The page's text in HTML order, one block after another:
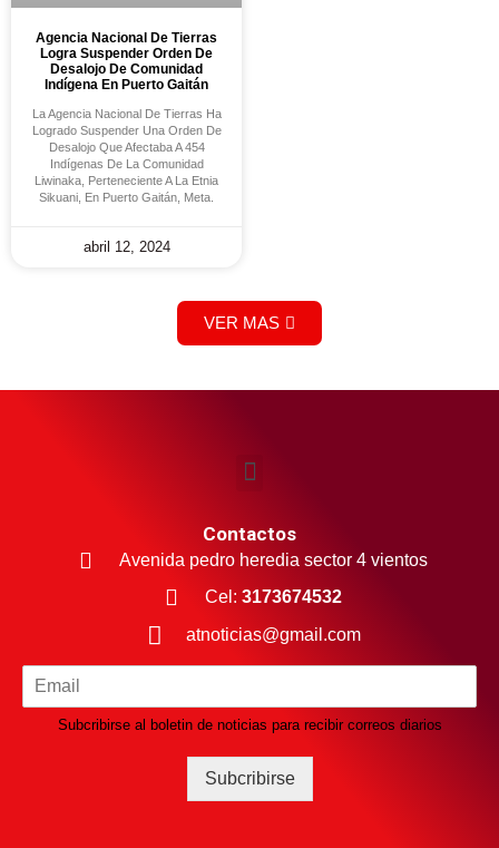
Agencia Nacional De Tierras
Logra Suspender Orden De
Desalojo De Comunidad
Indígena En Puerto Gaitán
La Agencia Nacional De Tierras Ha
Logrado Suspender Una Orden De
Desalojo Que Afectaba A 454
Indígenas De La Comunidad
Liwinaka, Perteneciente A La Etnia
Sikuani, En Puerto Gaitán, Meta.
abril 12, 2024
VER MAS
Contactos
Avenida pedro heredia sector 4 vientos
Cel: 3173674532
atnoticias@gmail.com
Subcribirse al boletin de noticias para recibir correos diarios
Subcribirse